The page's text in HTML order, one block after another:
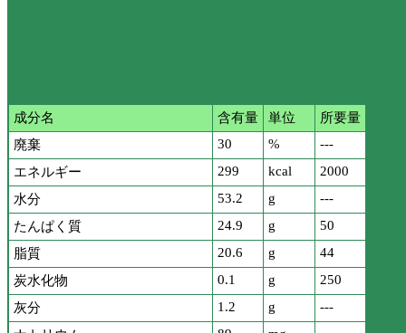
成分名 含有量 単位
所要量
廃棄
30 %
---
エネルギー
299 kcal
2000
水分
53.2 g
---
たんぱく質
24.9 g
50
脂質
20.6 g
44
炭水化物
0.1 g
250
灰分
1.2 g
---